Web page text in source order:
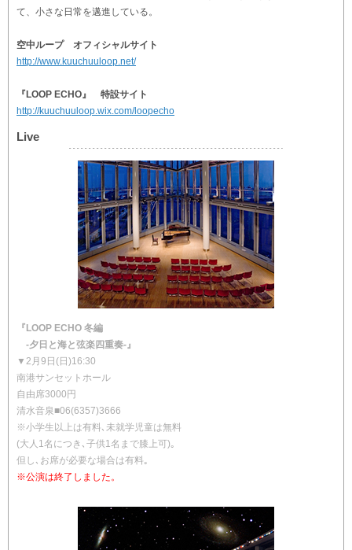
て、小さな日常を邁進している。
空中ループ オフィシャルサイト
http://www.kuuchuuloop.net/
『LOOP ECHO』 特設サイト
http://kuuchuuloop.wix.com/loopecho
Live
『LOOP ECHO 冬編
-夕日と海と弦楽四重奏-』
▼2月9日(日)16:30
南港サンセットホール
自由席3000円
清水音泉■06(6357)3666
※小学生以上は有料､未就学児童は無料
(大人1名につき､子供1名まで膝上可)｡
但し､お席が必要な場合は有料｡
※公演は終了しました。